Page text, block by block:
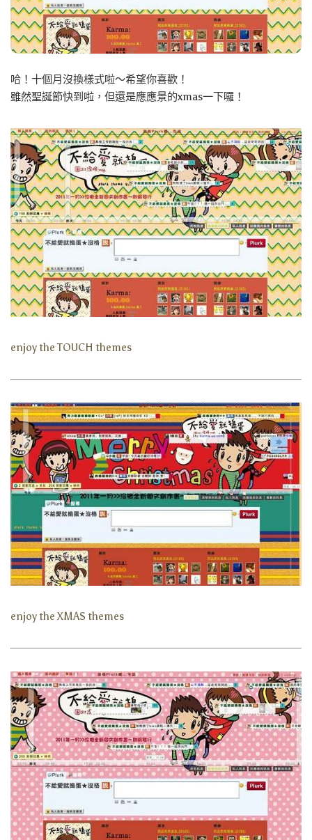
哈！十個月沒換樣式啦～希望你喜歡！
雖然聖誕節快到啦，但還是應應景的xmas一下囉！
enjoy the TOUCH themes
enjoy the XMAS themes